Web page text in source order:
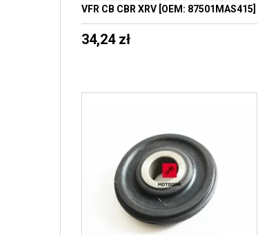
VFR CB CBR XRV [OEM: 87501MAS415]
34,24 zł